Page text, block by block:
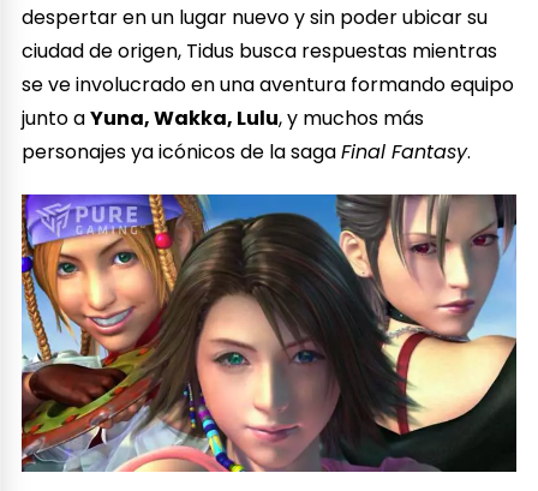
despertar en un lugar nuevo y sin poder ubicar su
ciudad de origen, Tidus busca respuestas mientras
se ve involucrado en una aventura formando equipo
junto aYuna, Wakka, Lulu, y muchos más
personajes ya icónicos de la sagaFinal Fantasy.